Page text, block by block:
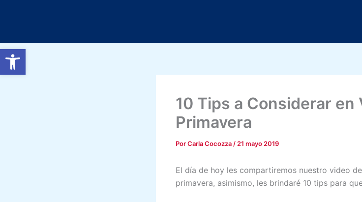
Abrir barra de herramientas
10 Tips a Considerar en
Primavera
PorCarla Cocozza / 21 mayo 2019
El día de hoy les compartiremos nuestro video
primavera, asimismo, les brindaré 10 tips para